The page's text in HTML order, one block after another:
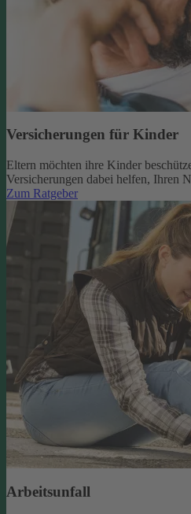
Versicherungen für Kinder
Eltern möchten ihre Kinder
Versicherungen dabei helfen, Ihren
Zum Ratgeber
Arbeitsunfall